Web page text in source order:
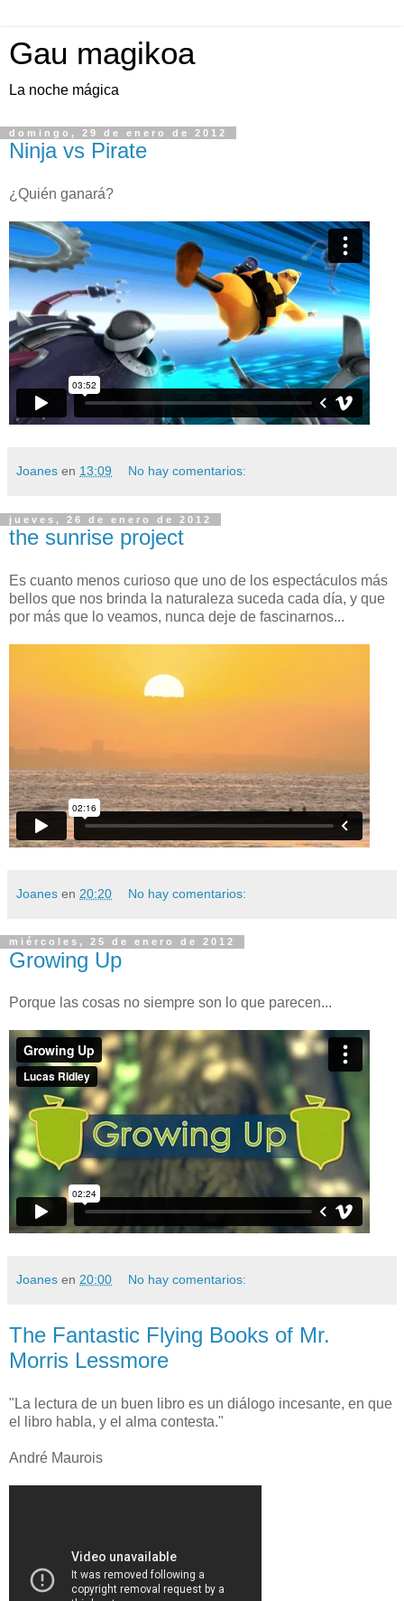
Gau magikoa
La noche mágica
domingo, 29 de enero de 2012
Ninja vs Pirate
¿Quién ganará?
Joanes en 13:09 No hay comentarios:
jueves, 26 de enero de 2012
the sunrise project
Es cuanto menos curioso que uno de los espectáculos más
bellos que nos brinda la naturaleza suceda cada día, y que
por más que lo veamos, nunca deje de fascinarnos...
Joanes en 20:20 No hay comentarios:
miércoles, 25 de enero de 2012
Growing Up
Porque las cosas no siempre son lo que parecen...
Joanes en 20:00 No hay comentarios:
The Fantastic Flying Books of Mr.
Morris Lessmore
"La lectura de un buen libro es un diálogo incesante, en que
el libro habla, y el alma contesta."
André Maurois